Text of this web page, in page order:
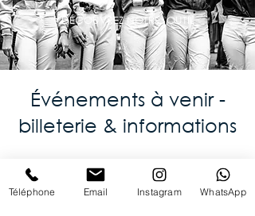
DÉCOUVREZ NOTRE OUTIL
Événements à venir -
billeterie & informations
Téléphone Email Instagram WhatsApp